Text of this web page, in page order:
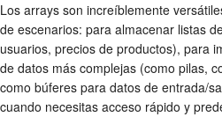
Los arrays son increíblemente
de escenarios: para almacenar listas
usuarios, precios de productos), para
de datos más complejas (como pilas,
como búferes para datos de entrada/
cuando necesitas acceso rápido y